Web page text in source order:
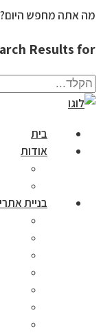
מה אתה מחפש היום?
Results for: ""
הקלד...
בית
אודות
בניית